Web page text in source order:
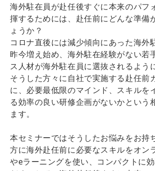
海外駐在員が赴任後すぐに本来のパフ
揮するためには、赴任前にどんな準備
ょうか？
コロナ直後には減少傾向にあった海外
昨今増え始め、海外駐在経験がない若
ス人材が海外駐在員に選抜されるよう
そうした方々に自社で実施する赴任前
に、必要最低限のマインド、スキルを
る効率の良い研修企画がないかという
ます。
本セミナーではそうしたお悩みをお持
方に海外赴任前に必要なスキルをオン
やeラーニングを使い、コンパクトに